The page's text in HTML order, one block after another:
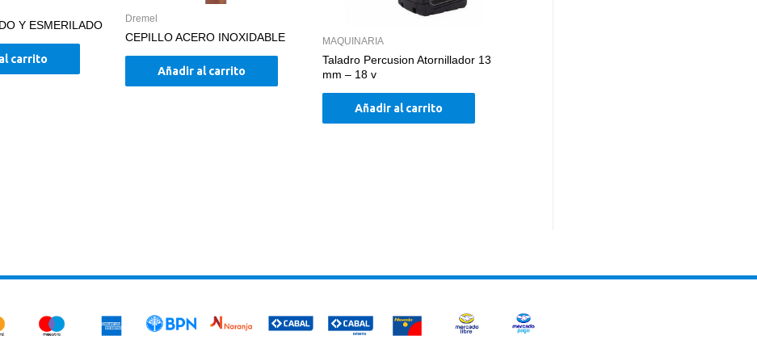
Y ESMERILADO
carrito
Dremel
CEPILLO ACERO INOXIDABLE
Añadir al carrito
MAQUINARIA
Taladro Percusion Atornillador 13
mm – 18 v
Añadir al carrito